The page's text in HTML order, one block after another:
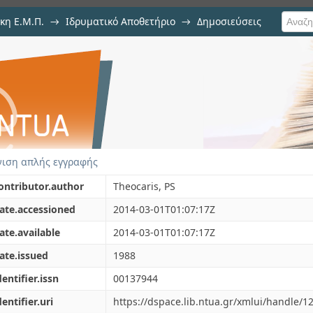
Ε.Μ.Π. → Ιδρυματικό Αποθετήριο → Δημοσιεύσεις
of the core region: Its
απλής εγγραφής
Theocaris, PS
2014-03-01T01:07:17Z
2014-03-01T01:07:17Z
1988
00137944
https://dspace.lib.ntua.gr/xmlui/handle/